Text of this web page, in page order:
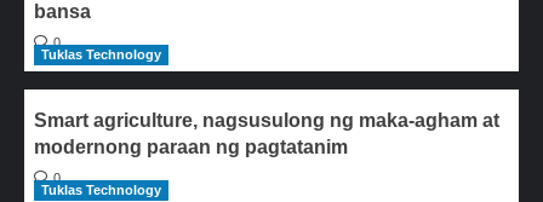
bansa
0
Tuklas Technology
Smart agriculture, nagsusulong ng maka-agham at
modernong paraan ng pagtatanim
0
Tuklas Technology